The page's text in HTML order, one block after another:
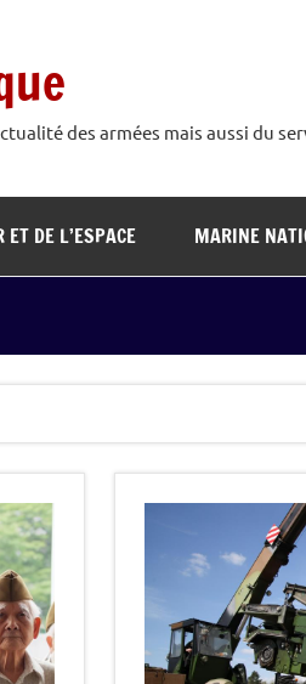
des armées mais aussi du
DE L’ESPACE MARINE